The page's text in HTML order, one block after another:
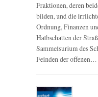
Fraktionen, deren
bilden, und die
Ordnung, Finanzen
Halbschatten der
Sammelsurium des
Feinden der offenen…